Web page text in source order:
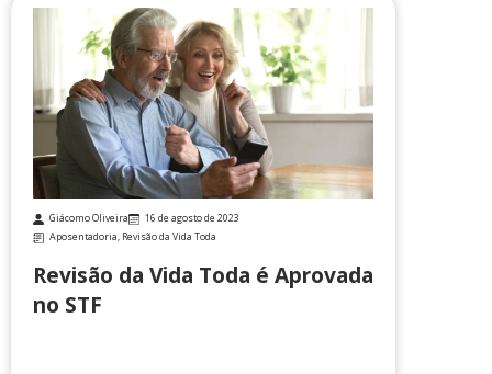
Giácomo Oliveira
16 de agosto de 2023
Aposentadoria, Revisão da Vida Toda
Revisão da Vida Toda é Aprovada
no STF